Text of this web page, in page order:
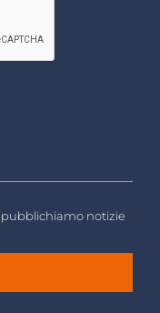
pubblichiamo notizie